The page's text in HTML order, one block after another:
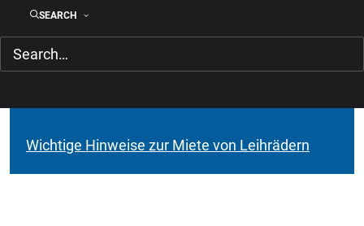
SEARCH
Wichtige Hinweise zur Miete von Leihrädern